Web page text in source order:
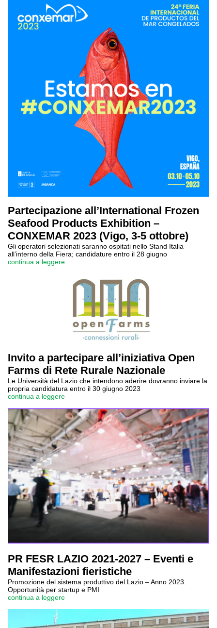
Partecipazione all’International Frozen
Seafood Products Exhibition –
CONXEMAR 2023 (Vigo, 3-5 ottobre)
Gli operatori selezionati saranno ospitati nello Stand Italia
all’interno della Fiera; candidature entro il 28 giugno
continua a leggere
Invito a partecipare all’iniziativa Open
Farms di Rete Rurale Nazionale
Le Università del Lazio che intendono aderire dovranno inviare la
propria candidatura entro il 30 giugno 2023
continua a leggere
PR FESR LAZIO 2021-2027 – Eventi e
Manifestazioni fieristiche
Promozione del sistema produttivo del Lazio – Anno 2023.
Opportunità per startup e PMI
continua a leggere